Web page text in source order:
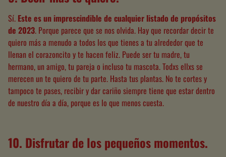
Sí. Este es un imprescindible de cualquier listado de propósitos
de 2023. Porque parece que se nos olvida. Hay que recordar decir te
quiero más a menudo a todos los que tienes a tu alrededor que te
llenan el corazoncito y te hacen feliz. Puede ser tu madre, tu
hermano, un amigo, tu pareja o incluso tu mascota. Todxs ellxs se
merecen un te quiero de tu parte. Hasta tus plantas. No te cortes y
tampoco te pases, recibir y dar cariño siempre tiene que estar dentro
de nuestro día a día, porque es lo que menos cuesta.
10. Disfrutar de los pequeños momentos.